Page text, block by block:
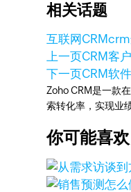
相关话题
互联网CRM
上一页CRM客
下一页CRM软
Zoho CRM是一款
索转化率，实现业
你可能喜欢